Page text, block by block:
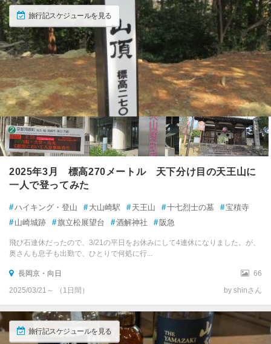
旅行記スケジュールを見る
2025年3月 標高270メートル 天下分け目の天王山に
一人で登ってみた
#ハイキング・登山 # 大山崎駅 # 天王山 #十七烈士の墓 #宝積寺
# 山崎城跡 #旗立松展望台 #酒解神社 #阪急
飛び石連休だったので、3/21の平日をお休みにして4連休になりました。が、
奥さんも息子も出勤で、ひとりで何処に行...
長岡京・向日
66
2025/03/21～ （1日間）
by shinさん
旅行記スケジュールを見る